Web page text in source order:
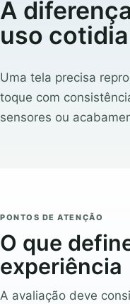
A
uso
Uma tela precisa
toque com
sensores ou
PONTOS DE ATENÇÃO
O que
experiência
A avaliação deve